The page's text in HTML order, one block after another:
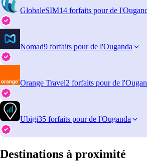
GlobaleSIM14 forfaits pour de
Nomad9 forfaits pour de l'Ouganda
Orange Travel2 forfaits pour de
Ubigi35 forfaits pour de l'Ouganda
Destinations à proximité